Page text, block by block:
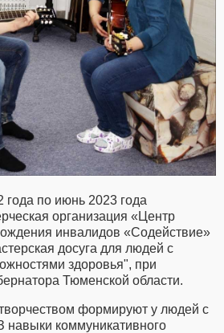
по июнь 2023 года
организация «Центр
инвалидов «Содействие»
досуга для людей с
здоровья", при
Тюменской области.
формируют у людей с
навыки коммуникативного